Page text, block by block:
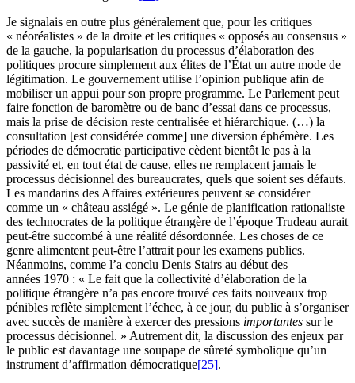
Je signalais en outre plus généralement que, pour les critiques
« néoréalistes » de la droite et les critiques « opposés au consensus »
de la gauche, la popularisation du processus d’élaboration des
politiques procure simplement aux élites de l’État un autre mode de
légitimation. Le gouvernement utilise l’opinion publique afin de
mobiliser un appui pour son propre programme. Le Parlement peut
faire fonction de baromètre ou de banc d’essai dans ce processus,
mais la prise de décision reste centralisée et hiérarchique. (…) la
consultation [est considérée comme] une diversion éphémère. Les
périodes de démocratie participative cèdent bientôt le pas à la
passivité et, en tout état de cause, elles ne remplacent jamais le
processus décisionnel des bureaucrates, quels que soient ses défauts.
Les mandarins des Affaires extérieures peuvent se considérer
comme un « château assiégé ». Le génie de planification rationaliste
des technocrates de la politique étrangère de l’époque Trudeau aurait
peut-être succombé à une réalité désordonnée. Les choses de ce
genre alimentent peut-être l’attrait pour les examens publics.
Néanmoins, comme l’a conclu Denis Stairs au début des
années 1970 : « Le fait que la collectivité d’élaboration de la
politique étrangère n’a pas encore trouvé ces faits nouveaux trop
pénibles reflète simplement l’échec, à ce jour, du public à s’organiser
avec succès de manière à exercer des pressions importantes sur le
processus décisionnel. » Autrement dit, la discussion des enjeux par
le public est davantage une soupape de sûreté symbolique qu’un
instrument d’affirmation démocratique[25].